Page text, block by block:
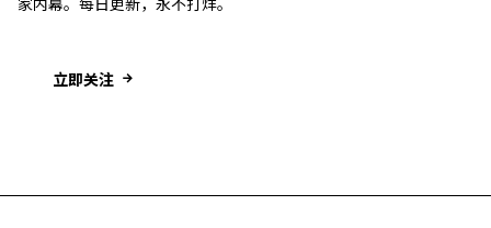
立即关注